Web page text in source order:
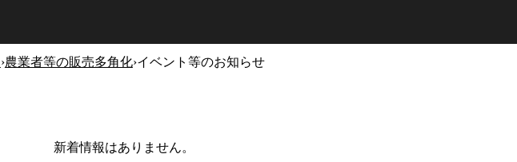
›農業者等の販売多角化›イベント等のお知らせ
新着情報はありません。